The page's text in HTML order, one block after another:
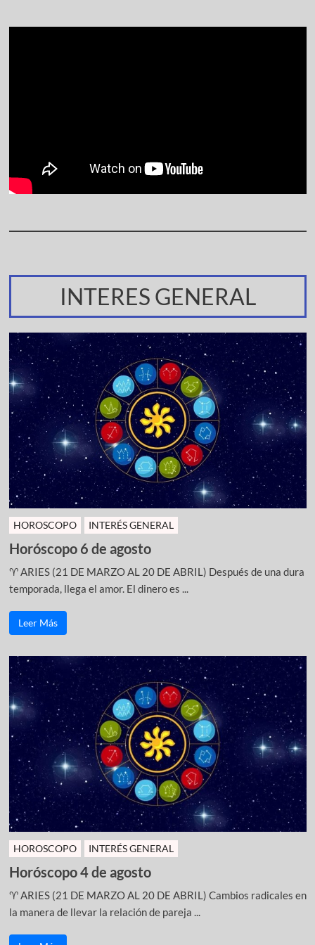
INTERES GENERAL
HOROSCOPO INTERÉS GENERAL
Horóscopo 6 de agosto
♈ ARIES (21 DE MARZO AL 20 DE ABRIL) Después de una dura
temporada, llega el amor. El dinero es ...
Leer Más
HOROSCOPO INTERÉS GENERAL
Horóscopo 4 de agosto
♈ ARIES (21 DE MARZO AL 20 DE ABRIL) Cambios radicales en
la manera de llevar la relación de pareja ...